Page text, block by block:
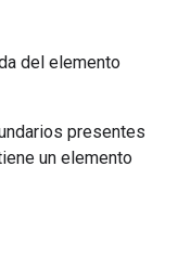
del elemento
presentes
un elemento